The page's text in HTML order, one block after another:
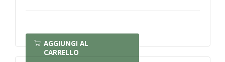
AGGIUNGI AL
CARRELLO